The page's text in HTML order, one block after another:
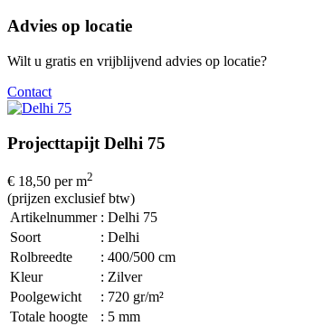
Advies op locatie
Wilt u gratis en vrijblijvend advies op locatie?
Contact
Projecttapijt Delhi 75
€ 18,50 per m2
(prijzen exclusief btw)
Artikelnummer : Delhi 75
Soort
: Delhi
Rolbreedte
: 400/500 cm
Kleur
: Zilver
Poolgewicht
: 720 gr/m²
Totale hoogte
: 5 mm